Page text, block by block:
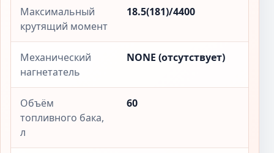
Максимальный
крутящий момент
18.5(181)/4400
Механический
нагнетатель
NONE (отсутствует)
Объём
топливного бака,
л
60